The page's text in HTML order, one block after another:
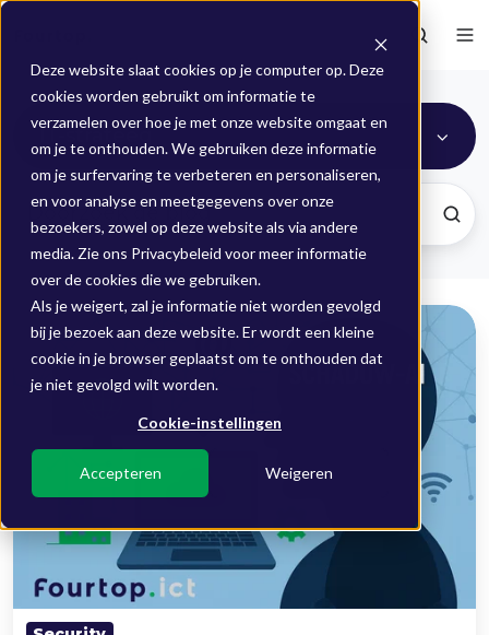
Deze website slaat cookies op je computer op. Deze
cookies worden gebruikt om informatie te
verzamelen over hoe je met onze website omgaat en
om je te onthouden. We gebruiken deze informatie
om je surfervaring te verbeteren en personaliseren,
en voor analyse en meetgegevens over onze
bezoekers, zowel op deze website als via andere
media. Zie ons Privacybeleid voor meer informatie
over de cookies die we gebruiken.
Als je weigert, zal je informatie niet worden gevolgd
bij je bezoek aan deze website. Er wordt een kleine
cookie in je browser geplaatst om te onthouden dat
je niet gevolgd wilt worden.
Cookie-instellingen
Accepteren Weigeren
IT-strateeg
Wat
schaduw-
voorkom
risico’s
jouw
organisatie